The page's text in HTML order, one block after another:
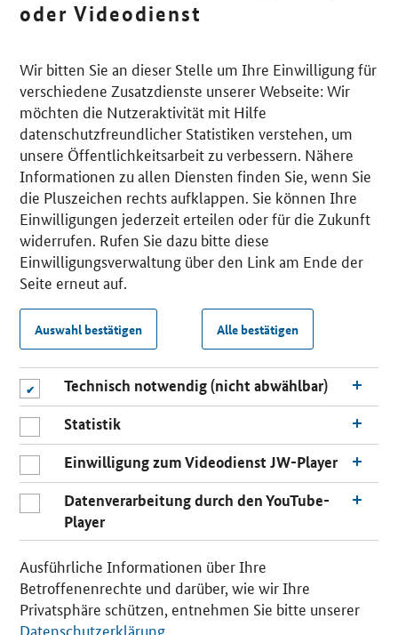
oder Videodienst
Wir bitten Sie an dieser Stelle um Ihre Einwilligung für
verschiedene Zusatzdienste unserer Webseite: Wir
möchten die Nutzeraktivität mit Hilfe
datenschutzfreundlicher Statistiken verstehen, um
unsere Öffentlichkeitsarbeit zu verbessern. Nähere
Informationen zu allen Diensten finden Sie, wenn Sie
die Pluszeichen rechts aufklappen. Sie können Ihre
Einwilligungen jederzeit erteilen oder für die Zukunft
widerrufen. Rufen Sie dazu bitte diese
Einwilligungsverwaltung über den Link am Ende der
Seite erneut auf.
Auswahl bestätigen Alle bestätigen
Technisch notwendig (nicht abwählbar)
Statistik
Einwilligung zum Videodienst JW-Player
Datenverarbeitung durch den YouTube-
Player
Ausführliche Informationen über Ihre
Betroffenenrechte und darüber, wie wir Ihre
Privatsphäre schützen, entnehmen Sie bitte unserer
Datenschutzerklärung